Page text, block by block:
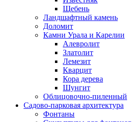
Щебень
Ландшафтный камень
Доломит
Камни Урала и Карелии
Алевролит
Златолит
Лемезит
Кварцит
Кора дерева
Шунгит
Облицовочно-пиленный
Садово-парковая архитектура
Фонтаны